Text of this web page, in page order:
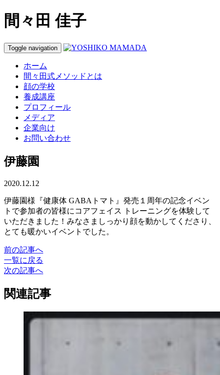
間々田 佳子
Toggle navigation
ホーム
間々田式メソッドとは
顔の学校
養成講座
プロフィール
メディア
企業向け
お問い合わせ
伊藤園
2020.12.12
伊藤園様『健康体 GABAトマト』発売１周年の記念イベン
トで参加者の皆様にコアフェイス トレーニングを体験して
いただきました！みなさましっかり顔を動かしてくださり、
とても暖かいイベントでした。
前の記事へ
一覧に戻る
次の記事へ
関連記事